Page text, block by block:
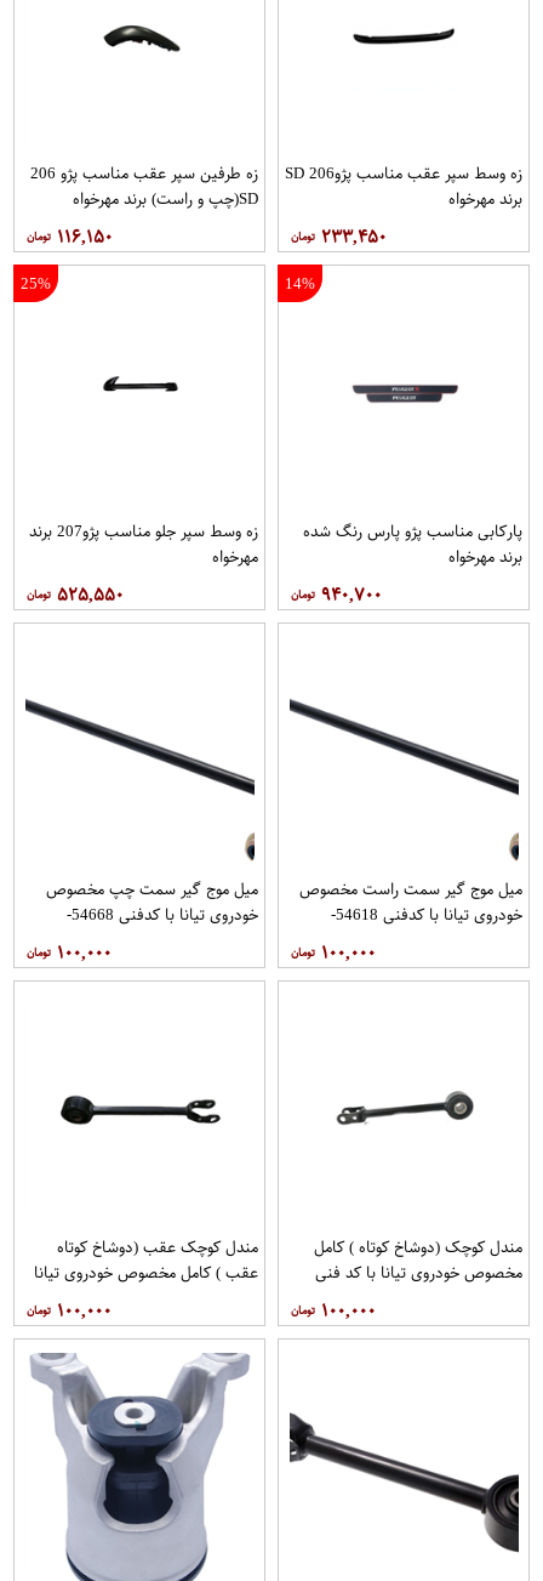
زه وسط سپر عقب مناسب پژو206 SD
برند مهرخواه
۲۳۳,۴۵۰
زه طرفین سپر عقب مناسب پژو 206
SD(چپ و راست) برند مهرخواه
۱۱۶,۱۵۰
14%
پاركابی مناسب پژو پارس رنگ شده
برند مهرخواه
۹۴۰,۷۰۰
25%
زه وسط سپر جلو مناسب پژو207 برند
مهرخواه
۵۲۵,۵۵۰
میل موج گیر سمت راست مخصوص
خودروی تیانا با کدفنی 54618-
1AA0E برندنیسان موتور فروشگاه
مگاموتور
۱۰۰,۰۰۰
میل موج گیر سمت چپ مخصوص
خودروی تیانا با کدفنی 54668-
1AA0E برندنیسان موتور فروشگاه
مگاموتور
۱۰۰,۰۰۰
مندل کوچک (دوشاخ کوتاه ) کامل
مخصوص خودروی تیانا با کد فنی
فروشگاه مگاموتور
۱۰۰,۰۰۰
مندل کوچک عقب (دوشاخ کوتاه
عقب ) کامل مخصوص خودروی تیانا
با کد فنی 551AO-JN01Aبرند EEP
فروشگاه مگاموتور
۱۰۰,۰۰۰